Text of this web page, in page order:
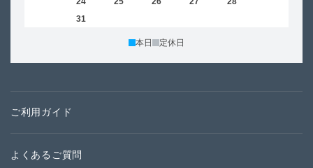
31
本日 定休日
ご利用ガイド
よくあるご質問